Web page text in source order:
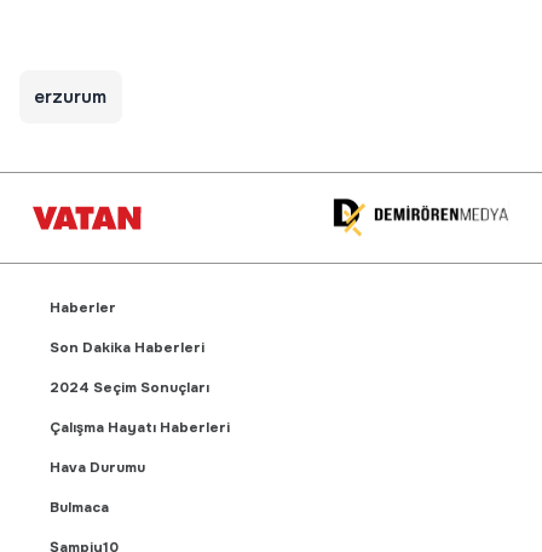
erzurum
Haberler
Son Dakika Haberleri
2024 Seçim Sonuçları
Çalışma Hayatı Haberleri
Hava Durumu
Bulmaca
Şampiy10